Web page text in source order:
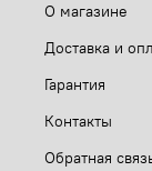
О магазине
Доставка и
Гарантия
Контакты
Обратная